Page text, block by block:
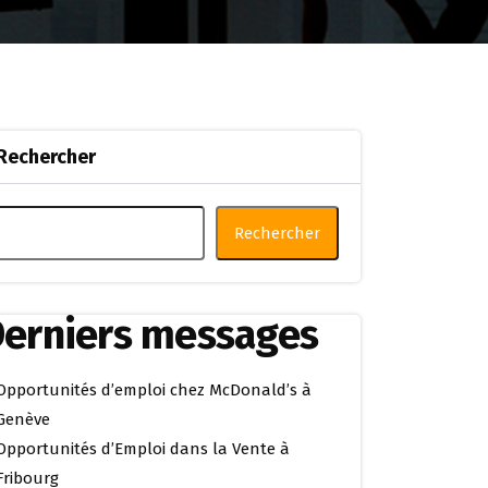
Rechercher
messages
d’emploi chez McDonald’s à
d’Emploi dans la Vente à